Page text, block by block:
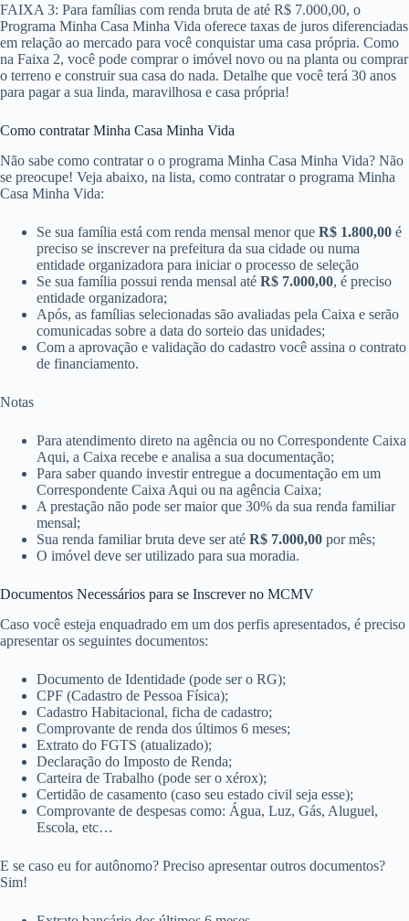
FAIXA 3: Para famílias com renda bruta de até R$ 7.000,00​, o
Programa Minha Casa Minha Vida oferece taxas de juros diferenciadas
em relação ao mercado para você conquistar uma casa própria. Como
na Faixa 2, você pode comprar o imóvel novo ou na planta ou comprar
o terreno e construir sua casa do nada. Detalhe que você terá 30 anos
para pagar a sua linda, maravilhosa e casa própria!
Como contratar Minha Casa Minha Vida
Não sabe como contratar o o programa Minha Casa Minha Vida? Não
se preocupe! Veja abaixo, na lista, como contratar o programa Minha
Casa Minha Vida:
Se sua família está com renda mensal menor que R$ 1.800,00 é
preciso se inscrever na prefeitura da sua cidade ou numa
entidade organizadora para iniciar o processo de seleção
Se sua família possui renda mensal até R$ 7.000,00​​, é preciso
entidade organizadora;
Após, as famílias selecionadas são avaliadas pela Caixa e serão
comunicadas sobre a data do sorteio das unidades;
Com a aprovação e validação do cadastro você assina o contrato
de financiamento.
Notas
Para atendimento direto na agência ou no Correspondente Caixa
Aqui, a Caixa recebe e analisa a sua documentação;
Para saber quando investir entregue a documentação em um
Correspondente Caixa Aqui ou n​a agência Caixa;
A prestação não pode ser maior que 30% da sua renda familiar
mensal;
Sua renda familiar bruta deve ser até R$ 7.000,00 ​ por mês;
O imóvel deve ser utilizado para sua moradia.
Documentos Necessários para se Inscrever no MCMV
Caso você esteja enquadrado em um dos perfis apresentados, é preciso
apresentar os seguintes documentos:
Documento de Identidade (pode ser o RG);
CPF (Cadastro de Pessoa Física);
Cadastro Habitacional, ficha de cadastro;
Comprovante de renda dos últimos 6 meses;
Extrato do FGTS (atualizado);
Declaração do Imposto de Renda;
Carteira de Trabalho (pode ser o xérox);
Certidão de casamento (caso seu estado civil seja esse);
Comprovante de despesas como: Água, Luz, Gás, Aluguel,
Escola, etc…
E se caso eu for autônomo? Preciso apresentar outros documentos?
Sim!